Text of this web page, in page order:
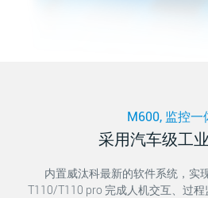
M600, 监控一
采用汽车级工
内置威汰科最新的软件系统，实
T110/T110 pro 完成人机交互、过